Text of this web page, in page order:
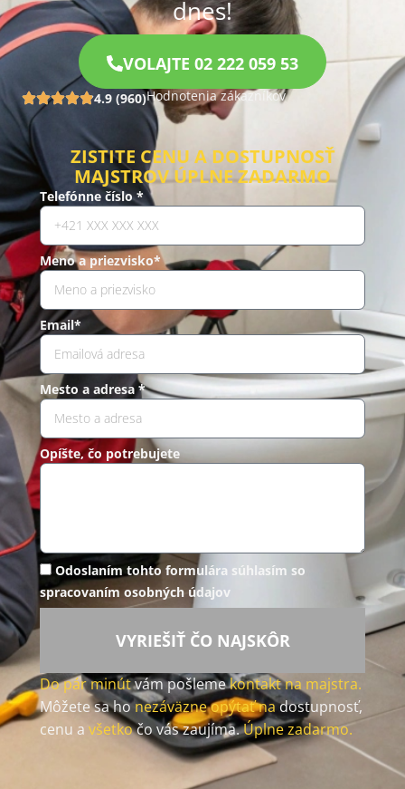
dnes!
VOLAJTE 02 222 059 53
4.9 (960)Hodnotenia zákazníkov
ZISTITE CENU A DOSTUPNOSŤ
MAJSTROV ÚPLNE ZADARMO
Telefónne číslo *
Meno a priezvisko*
Email*
Mesto a adresa *
Opíšte, čo potrebujete
Odoslaním tohto formulára súhlasím so
spracovaním osobných údajov
VYRIEŠIŤ ČO NAJSKÔR
Do pár minútvám pošlemekontakt na majstra.
Môžete sa honezáväzne opýtať nadostupnosť,
cenu a všetkočo vás zaujíma.Úplne zadarmo.